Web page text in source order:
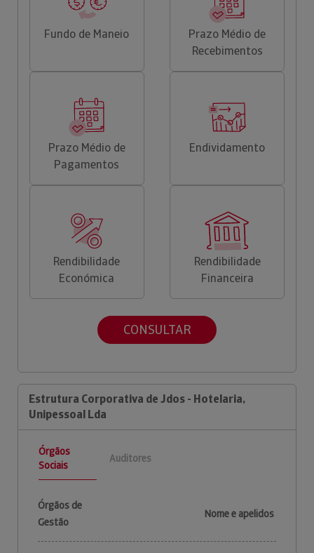
Fundo de Maneio
Prazo Médio de
Recebimentos
Prazo Médio de
Pagamentos
Endividamento
Rendibilidade
Económica
Rendibilidade
Financeira
CONSULTAR
Estrutura Corporativa de Jdos - Hotelaria,
Unipessoal Lda
Órgãos
Sociais
Auditores
Órgãos de
Gestão
Nome e apelidos